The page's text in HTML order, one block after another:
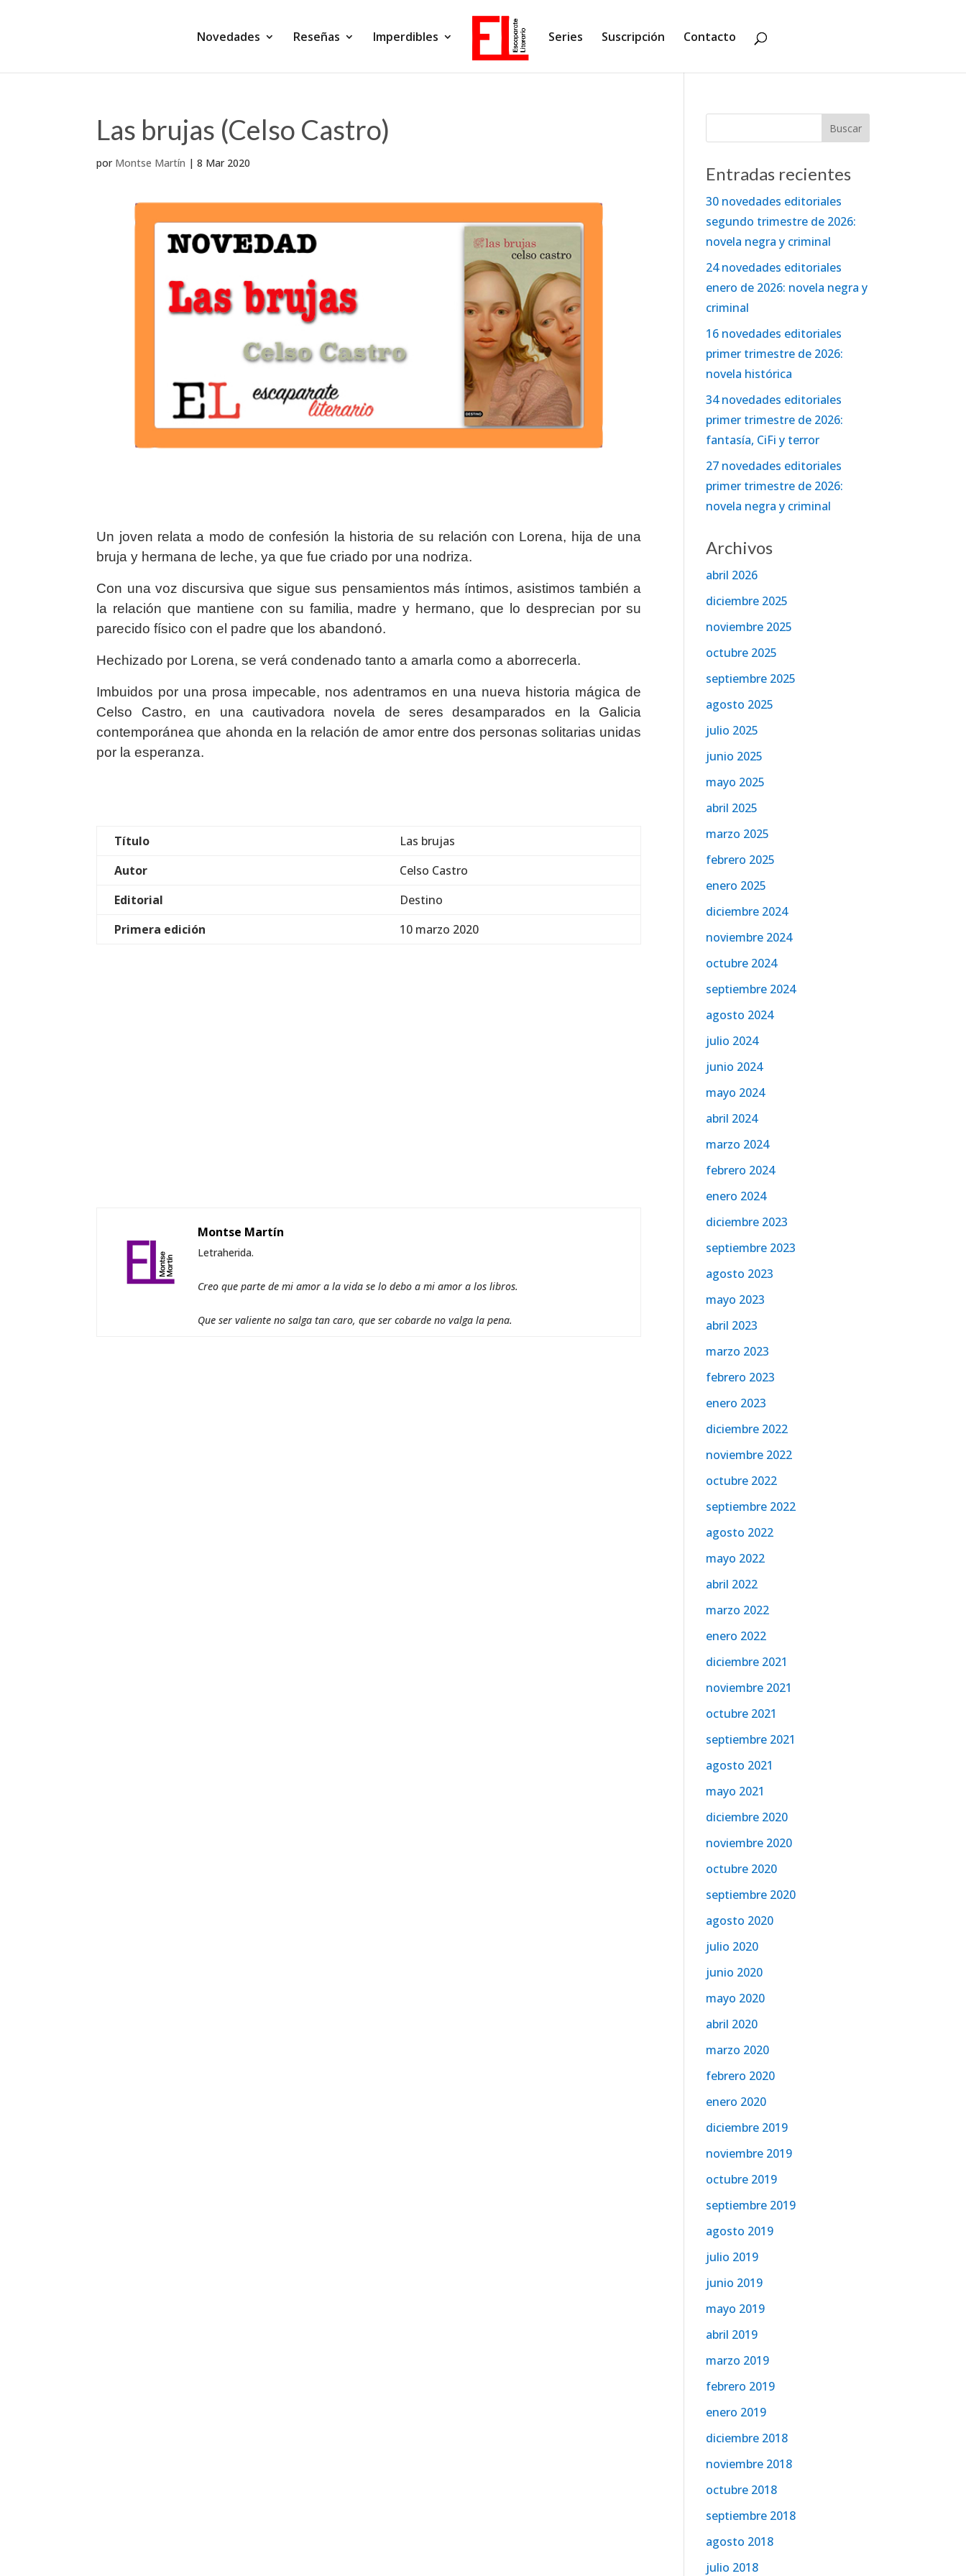
Novedades Reseñas Imperdibles Series Suscripción Contacto
Las brujas (Celso Castro)
por Montse Martín |8 Mar 2020
Un joven relata a modo de confesión la historia de su relación con Lorena, hija de una
bruja y hermana de leche, ya que fue criado por una nodriza.
Con una voz discursiva que sigue sus pensamientos más íntimos, asistimos también a
la relación que mantiene con su familia, madre y hermano, que lo desprecian por su
parecido físico con el padre que los abandonó.
Hechizado por Lorena, se verá condenado tanto a amarla como a aborrecerla.
Imbuidos por una prosa impecable, nos adentramos en una nueva historia mágica de
Celso Castro, en una cautivadora novela de seres desamparados en la Galicia
contemporánea que ahonda en la relación de amor entre dos personas solitarias unidas
por la esperanza.
Título
Las brujas
Autor
Celso Castro
Editorial
Destino
Primera edición
10 marzo 2020
Montse Martín
Letraherida.
Creo que parte de mi amor a la vida se lo debo a mi amor a los libros.
Que ser valiente no salga tan caro, que ser cobarde no valga la pena.
Entradas recientes
30 novedades editoriales
segundo trimestre de 2026:
novela negra y criminal
24 novedades editoriales
enero de 2026: novela negra y
criminal
16 novedades editoriales
primer trimestre de 2026:
novela histórica
34 novedades editoriales
primer trimestre de 2026:
fantasía, CiFi y terror
27 novedades editoriales
primer trimestre de 2026:
novela negra y criminal
Archivos
abril 2026
diciembre 2025
noviembre 2025
octubre 2025
septiembre 2025
agosto 2025
julio 2025
junio 2025
mayo 2025
abril 2025
marzo 2025
febrero 2025
enero 2025
diciembre 2024
noviembre 2024
octubre 2024
septiembre 2024
agosto 2024
julio 2024
junio 2024
mayo 2024
abril 2024
marzo 2024
febrero 2024
enero 2024
diciembre 2023
septiembre 2023
agosto 2023
mayo 2023
abril 2023
marzo 2023
febrero 2023
enero 2023
diciembre 2022
noviembre 2022
octubre 2022
septiembre 2022
agosto 2022
mayo 2022
abril 2022
marzo 2022
enero 2022
diciembre 2021
noviembre 2021
octubre 2021
septiembre 2021
agosto 2021
mayo 2021
diciembre 2020
noviembre 2020
octubre 2020
septiembre 2020
agosto 2020
julio 2020
junio 2020
mayo 2020
abril 2020
marzo 2020
febrero 2020
enero 2020
diciembre 2019
noviembre 2019
octubre 2019
septiembre 2019
agosto 2019
julio 2019
junio 2019
mayo 2019
abril 2019
marzo 2019
febrero 2019
enero 2019
diciembre 2018
noviembre 2018
octubre 2018
septiembre 2018
agosto 2018
julio 2018